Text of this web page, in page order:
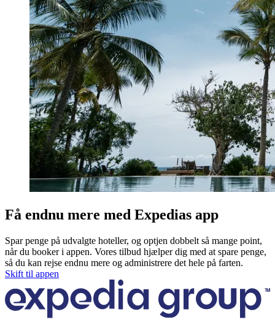
Få endnu mere med Expedias app
Spar penge på udvalgte hoteller, og optjen dobbelt så mange point,
når du booker i appen. Vores tilbud hjælper dig med at spare penge,
så du kan rejse endnu mere og administrere det hele på farten.
Skift til appen